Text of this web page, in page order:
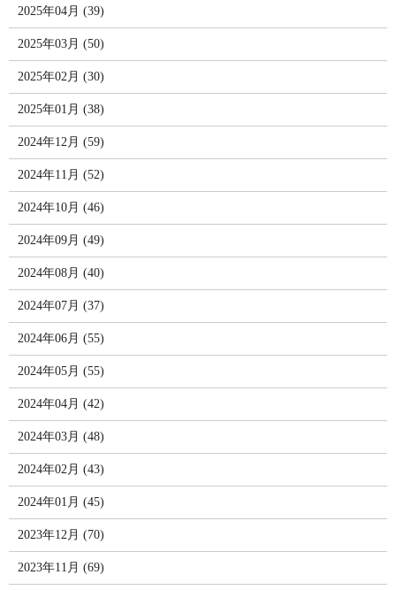
2025年04月 (39)
2025年03月 (50)
2025年02月 (30)
2025年01月 (38)
2024年12月 (59)
2024年11月 (52)
2024年10月 (46)
2024年09月 (49)
2024年08月 (40)
2024年07月 (37)
2024年06月 (55)
2024年05月 (55)
2024年04月 (42)
2024年03月 (48)
2024年02月 (43)
2024年01月 (45)
2023年12月 (70)
2023年11月 (69)